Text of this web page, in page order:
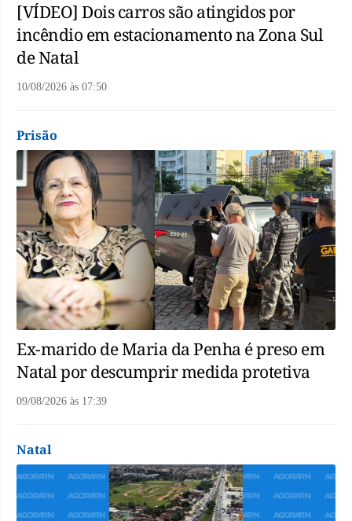
[VÍDEO] Dois carros são atingidos por
incêndio em estacionamento na Zona Sul
de Natal
10/08/2026 às 07:50
Prisão
Ex-marido de Maria da Penha é preso em
Natal por descumprir medida protetiva
09/08/2026 às 17:39
Natal